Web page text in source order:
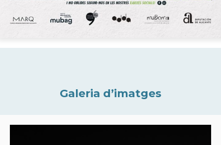
Galeria d’imatges